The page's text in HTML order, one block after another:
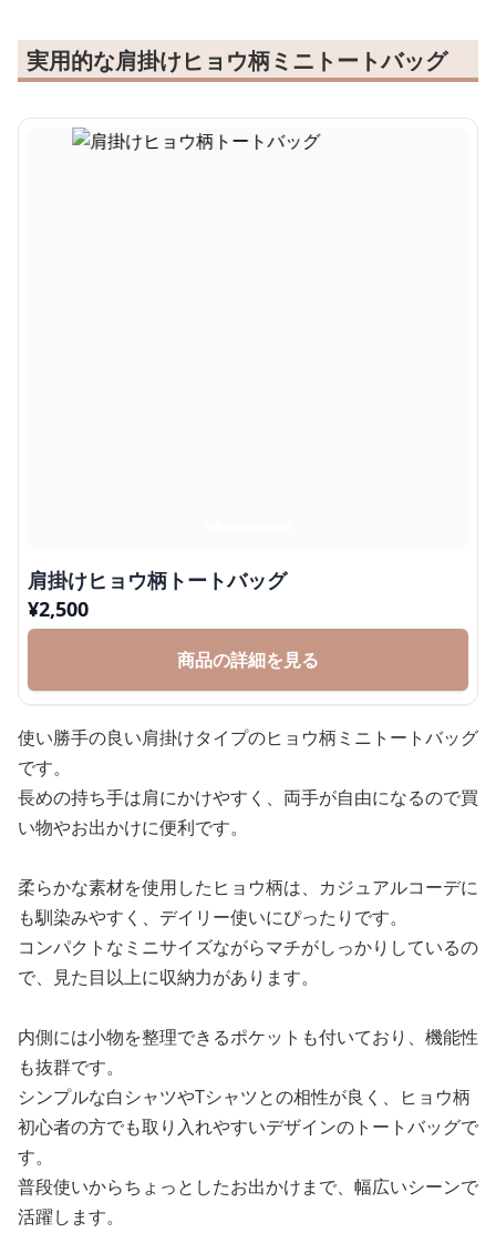
実用的な肩掛けヒョウ柄ミニトートバッグ
肩掛けヒョウ柄トートバッグ
¥2,500
商品の詳細を見る
使い勝手の良い肩掛けタイプのヒョウ柄ミニトートバッグ
です。
長めの持ち手は肩にかけやすく、両手が自由になるので買
い物やお出かけに便利です。
柔らかな素材を使用したヒョウ柄は、カジュアルコーデに
も馴染みやすく、デイリー使いにぴったりです。
コンパクトなミニサイズながらマチがしっかりしているの
で、見た目以上に収納力があります。
内側には小物を整理できるポケットも付いており、機能性
も抜群です。
シンプルな白シャツやTシャツとの相性が良く、ヒョウ柄
初心者の方でも取り入れやすいデザインのトートバッグで
す。
普段使いからちょっとしたお出かけまで、幅広いシーンで
活躍します。